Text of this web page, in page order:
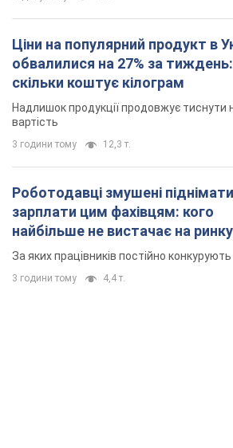
Роботодавці змушені піднімати
зарплати цим фахівцям: кого
найбільше не вистачає на ринку
праці
3 години тому